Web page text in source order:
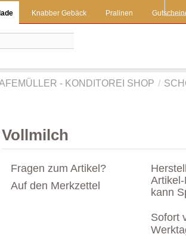
Knabber Gebäck Pralinen
- KONDITOREI SHOP /
Vollmilch
Fragen zum Artikel?
Auf den Merkzettel
Artikel-
kann
Sofort